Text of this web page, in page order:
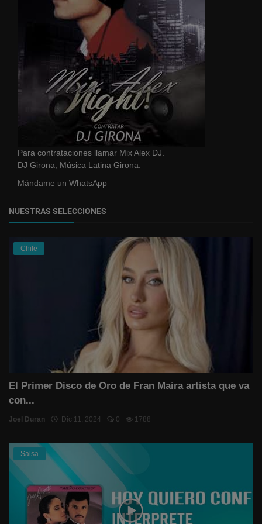
Para contrataciones llamar Mix Alex DJ.
DJ Girona, Música Latina Girona.
Mándame un WhatsApp
NUESTRAS SELECCIONES
Chile
El Primer Disco de Oro de Fran Maira artista que va
con...
Joel Duran Dic 11, 2024 0 1788
Salsa